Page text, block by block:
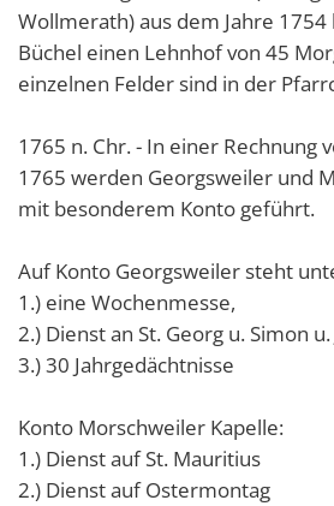
Wollmerath) aus dem Jahre
Büchel einen Lehnhof von 45
einzelnen Felder sind in der
1765 n. Chr. - In einer Rechnung
1765 werden Georgsweiler und
mit besonderem Konto geführt.
Auf Konto Georgsweiler steht
1.) eine Wochenmesse,
2.) Dienst an St. Georg u. Simon u.
3.) 30 Jahrgedächtnisse
Konto Morschweiler Kapelle:
1.) Dienst auf St. Mauritius
2.) Dienst auf Ostermontag